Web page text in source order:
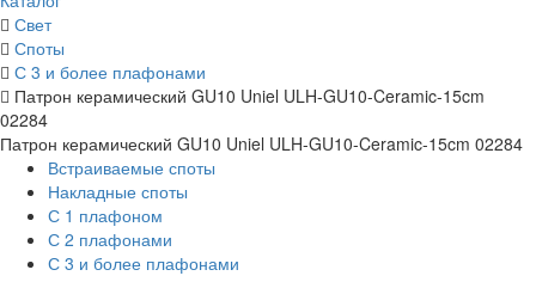
Свет
Споты
С 3 и более плафонами
Патрон керамический GU10 Uniel ULH-GU10-Ceramic-15cm
02284
Патрон керамический GU10 Uniel ULH-GU10-Ceramic-15cm 02284
Встраиваемые споты
Накладные споты
С 1 плафоном
С 2 плафонами
С 3 и более плафонами